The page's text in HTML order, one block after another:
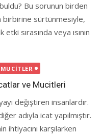
Bu sorunun birden
birbirine sürtünmesiyle,
sırasında veya ısının
MUCITLER
ve Mucitleri
değiştiren insanlardır.
adıyla icat yapılmıştır.
ihtiyacını karşılarken